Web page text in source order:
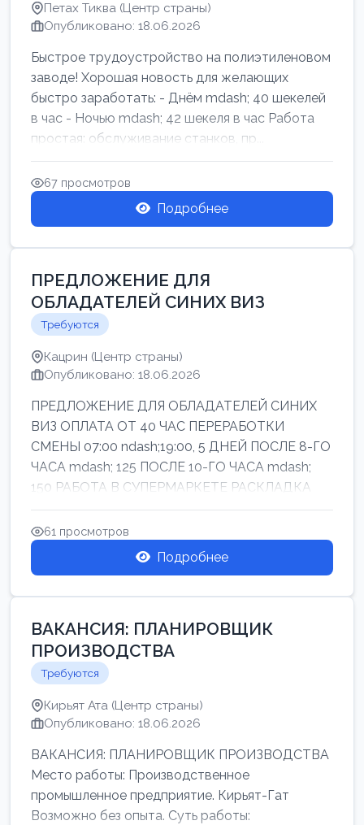
Петах Тиква (Центр страны)
Опубликовано: 18.06.2026
Быстрое трудоустройство на полиэтиленовом
заводе! Хорошая новость для желающих
быстро заработать: - Днём mdash; 40 шекелей
в час - Ночью mdash; 42 шекеля в час Работа
простая: обслуживание станков, пр...
67 просмотров
Подробнее
ПРЕДЛОЖЕНИЕ ДЛЯ
ОБЛАДАТЕЛЕЙ СИНИХ ВИЗ
Требуются
Кацрин (Центр страны)
Опубликовано: 18.06.2026
ПРЕДЛОЖЕНИЕ ДЛЯ ОБЛАДАТЕЛЕЙ СИНИХ
ВИЗ ОПЛАТА ОТ 40 ЧАС ПЕРЕРАБОТКИ
СМЕНЫ 07:00 ndash;19:00, 5 ДНЕЙ ПОСЛЕ 8-ГО
ЧАСА mdash; 125 ПОСЛЕ 10-ГО ЧАСА mdash;
150 РАБОТА В СУПЕРМАРКЕТЕ РАСКЛАДКА
ТОВАРОВ НЕ ТЯЖ...
61 просмотров
Подробнее
ВАКАНСИЯ: ПЛАНИРОВЩИК
ПРОИЗВОДСТВА
Требуются
Кирьят Ата (Центр страны)
Опубликовано: 18.06.2026
ВАКАНСИЯ: ПЛАНИРОВЩИК ПРОИЗВОДСТВА
Место работы: Производственное
промышленное предприятие. Кирьят-Гат
Возможно без опыта. Суть работы: